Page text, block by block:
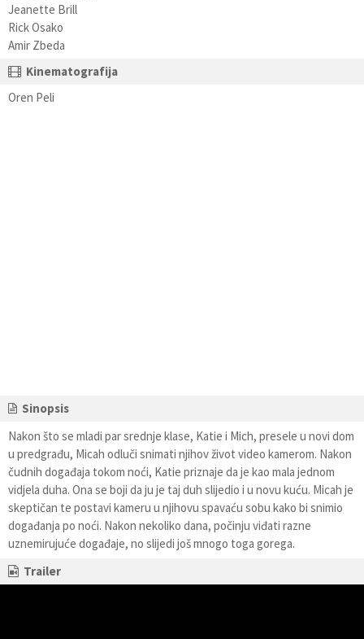
Jeanette Brill
Rick Osako
Amir Zbeda
Kinematografija
Oren Peli
Sinopsis
Nakon što se mladi par srednje klase, Katie i Mich, presele u novi dom
u predgrađu, Micah odluči snimati njihov život video kamerom. Nakon
čudnih događaja tokom noći, Katie priznaje da je kao mala jednom
vidjela duha. Ona se boji da ju je taj duh slijedio i u novu kuću. Micah je
skeptičan te postavi kameru u njihovu spavaću sobu kako bi snimio
događanja po noći. Nakon nekoliko dana, počinju viđati razne
uznemirujuće događaje, no slijedi još mnogo toga gorega.
Trailer